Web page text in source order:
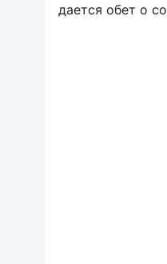
дается обет о